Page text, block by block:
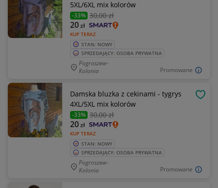
Promowane
5XL/6XL mix kolorów
-33% 30,00 zł
KUP TERAZ
20zł
STAN: NOWY
SPRZEDAJĄCY: OSOBA PRYWATNA
Pogroszew-
Kolonia
Promowane
Damska bluzka z cekinami - tygrys
4XL/5XL mix kolorów
-33% 30,00 zł
KUP TERAZ
20zł
STAN: NOWY
SPRZEDAJĄCY: OSOBA PRYWATNA
Pogroszew-
Kolonia